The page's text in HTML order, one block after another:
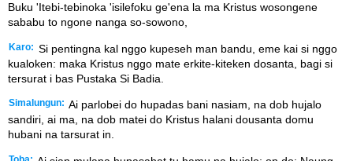
Buku 'Itebi-tebinoka 'isilefoku ge'ena la ma Kristus wosongene
sababu to ngone nanga so-sowono,
Karo: Si pentingna kal nggo kupeseh man bandu, eme kai si nggo
kualoken: maka Kristus nggo mate erkite-kiteken dosanta, bagi si
tersurat i bas Pustaka Si Badia.
Simalungun: Ai parlobei do hupadas bani nasiam, na dob hujalo
sandiri, ai ma, na dob matei do Kristus halani dousanta domu
hubani na tarsurat in.
Toba: